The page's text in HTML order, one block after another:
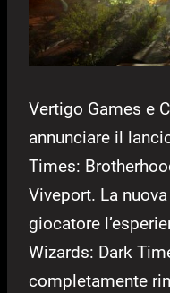
Vertigo Games e
annunciare il
Times:
Viveport. La
giocatore
Wizards: Dark
completamente